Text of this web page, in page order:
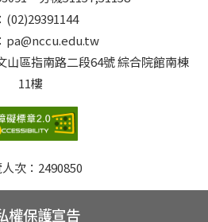
(02)29391144
pa@nccu.edu.tw
山區指南路二段64號 綜合院館南棟
11樓
次： 2490850
權保護宣告